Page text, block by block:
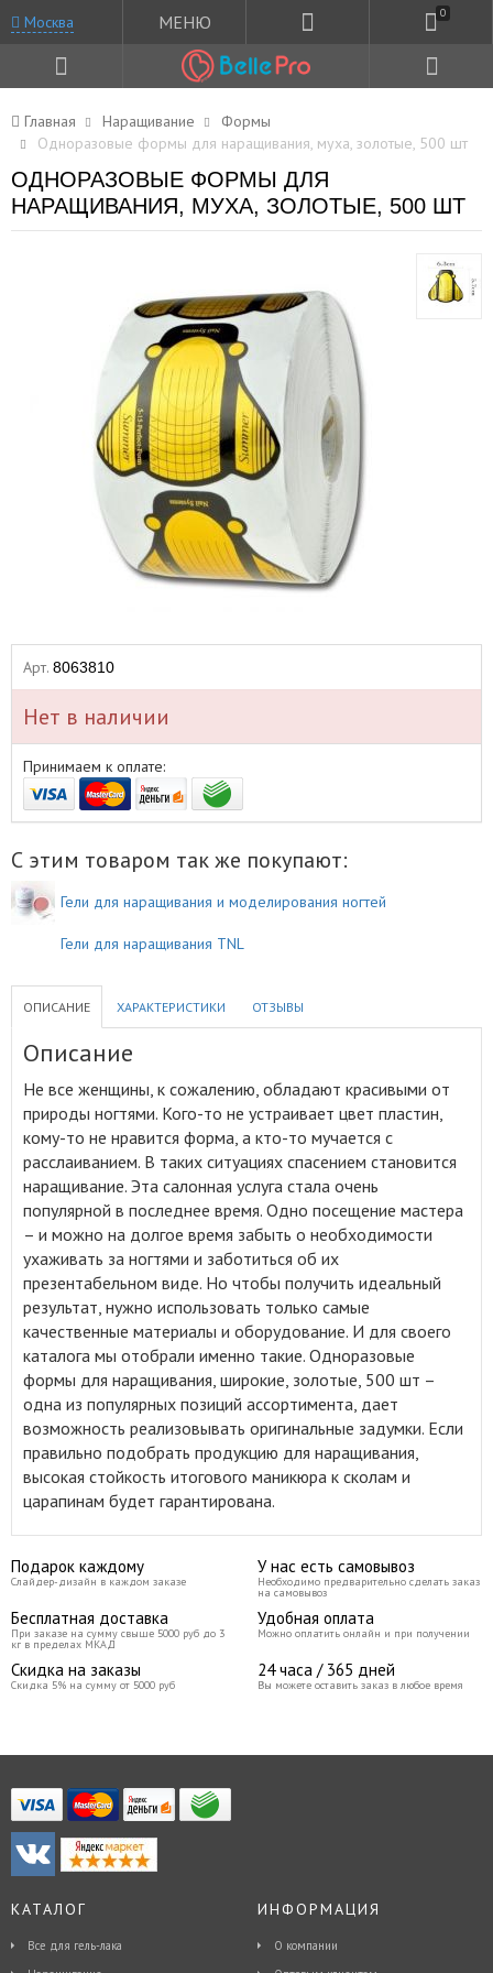
Москва МЕНЮ 0
Главная Наращивание
Формы
Одноразовые формы для наращивания, муха, золотые, 500 шт
ОДНОРАЗОВЫЕ ФОРМЫ ДЛЯ
НАРАЩИВАНИЯ, МУХА, ЗОЛОТЫЕ, 500 ШТ
Арт. 8063810
Нет в наличии
Принимаем к оплате:
С этим товаром так же покупают:
Гели для наращивания и моделирования ногтей
Гели для наращивания TNL
ОПИСАНИЕ ХАРАКТЕРИСТИКИ ОТЗЫВЫ
Описание
Не все женщины, к сожалению, обладают красивыми от
природы ногтями. Кого-то не устраивает цвет пластин,
кому-то не нравится форма, а кто-то мучается с
расслаиванием. В таких ситуациях спасением становится
наращивание. Эта салонная услуга стала очень
популярной в последнее время. Одно посещение мастера
– и можно на долгое время забыть о необходимости
ухаживать за ногтями и заботиться об их
презентабельном виде. Но чтобы получить идеальный
результат, нужно использовать только самые
качественные материалы и оборудование. И для своего
каталога мы отобрали именно такие. Одноразовые
формы для наращивания, широкие, золотые, 500 шт –
одна из популярных позиций ассортимента, дает
возможность реализовывать оригинальные задумки. Если
правильно подобрать продукцию для наращивания,
высокая стойкость итогового маникюра к сколам и
царапинам будет гарантирована.
Подарок каждому
Слайдер-дизайн в каждом заказе
У нас есть самовывоз
Необходимо предварительно сделать заказ
на самовывоз
Бесплатная доставка
При заказе на сумму свыше 5000 руб до 3
кг в пределах МКАД
Удобная оплата
Можно оплатить онлайн и при получении
Скидка на заказы
Скидка 5% на сумму от 5000 руб
24 часа / 365 дней
Вы можете оставить заказ в любое время
КАТАЛОГ
Все для гель-лака
ИНФОРМАЦИЯ
О компании